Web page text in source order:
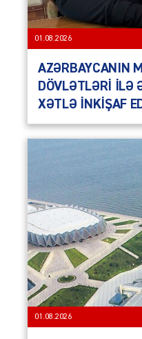
01.08.2026
AZƏRBAYCANIN
DÖVLƏTLƏRİ İLƏ
XƏTLƏ İNKİŞAF
01.08.2026